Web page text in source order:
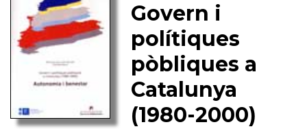
Govern i
polítiques
pòbliques a
Catalunya
(1980-2000)